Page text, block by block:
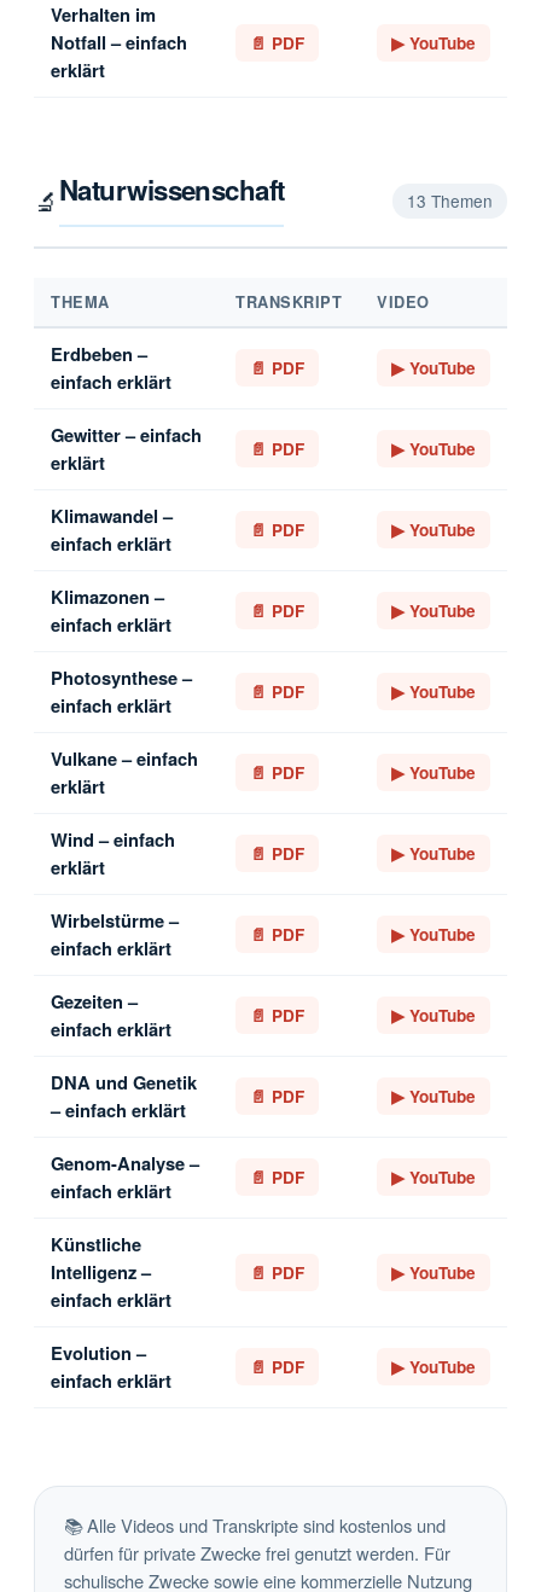
Verhalten im
Notfall – einfach
erklärt
📄 PDF ▶ YouTube
🔬 Naturwissenschaft 13 Themen
THEMA TRANSKRIPT VIDEO
Erdbeben –
einfach erklärt
📄 PDF ▶ YouTube
Gewitter – einfach
erklärt
📄 PDF ▶ YouTube
Klimawandel –
einfach erklärt
📄 PDF ▶ YouTube
Klimazonen –
einfach erklärt
📄 PDF ▶ YouTube
Photosynthese –
einfach erklärt
📄 PDF ▶ YouTube
Vulkane – einfach
erklärt
📄 PDF ▶ YouTube
Wind – einfach
erklärt
📄 PDF ▶ YouTube
Wirbelstürme –
einfach erklärt
📄 PDF ▶ YouTube
Gezeiten –
einfach erklärt
📄 PDF ▶ YouTube
DNA und Genetik
– einfach erklärt
📄 PDF ▶ YouTube
Genom-Analyse –
einfach erklärt
📄 PDF ▶ YouTube
Künstliche
Intelligenz –
einfach erklärt
📄 PDF ▶ YouTube
Evolution –
einfach erklärt
📄 PDF ▶ YouTube
📚 Alle Videos und Transkripte sind kostenlos und
dürfen für private Zwecke frei genutzt werden. Für
schulische Zwecke sowie eine kommerzielle Nutzung